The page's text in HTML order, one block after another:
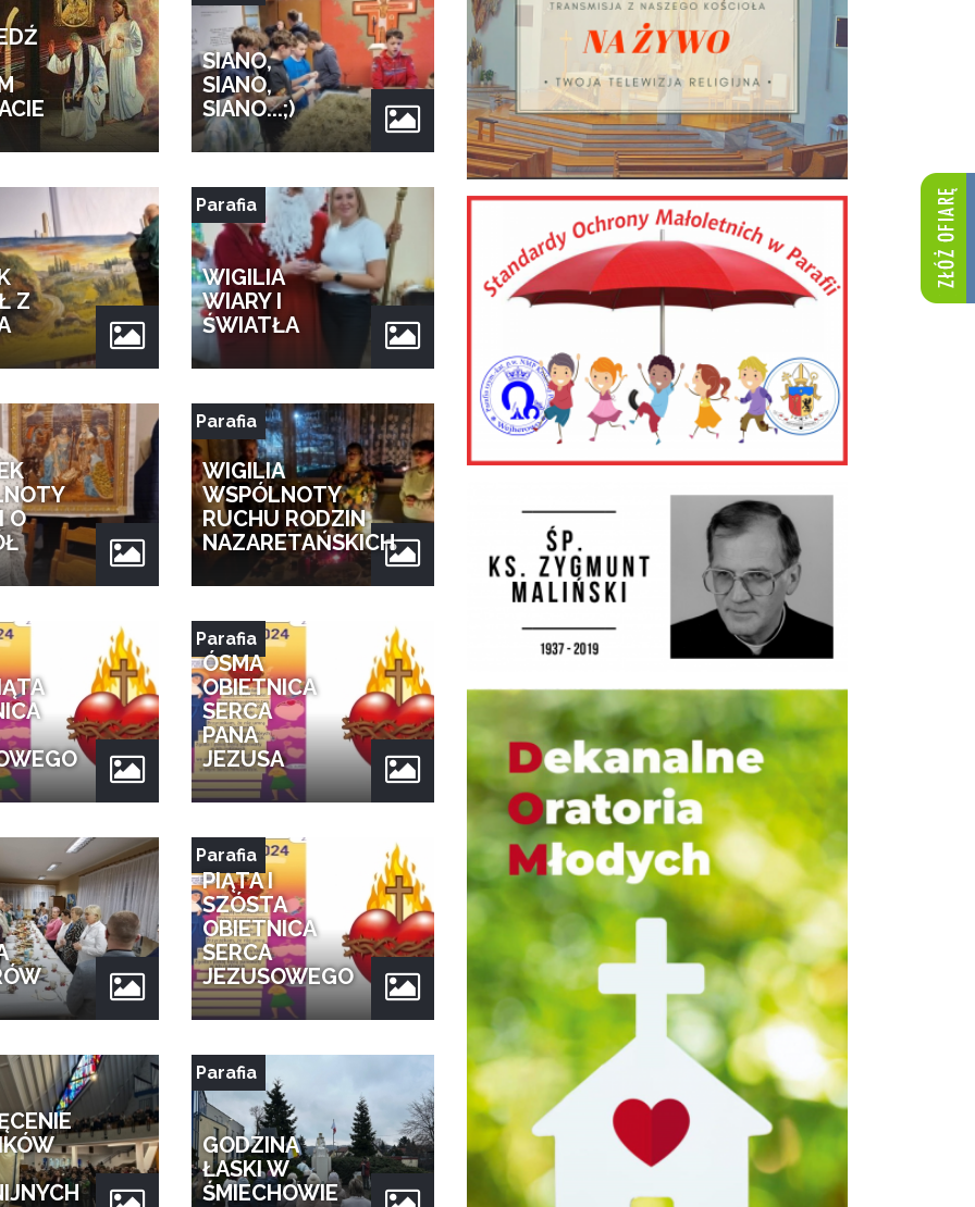
SIANO,
SIANO,
SIANO...;)
Z
WIGILIA
WIARY I
ŚWIATŁA
Parafia
O
WIGILIA
WSPÓLNOTY
RUCHU RODZIN
NAZARETAŃSKICH
Parafia
ÓSMA
OBIETNICA
SERCA
PANA
JEZUSA
Parafia
PIĄTA I
SZÓSTA
OBIETNICA
SERCA
JEZUSOWEGO
Parafia
GODZINA
ŁASKI W
ŚMIECHOWIE
Parafia